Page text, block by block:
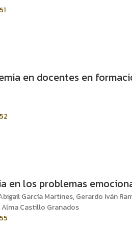
en docentes en
en los problemas
García Martines, Gerardo Iván
Castillo Granados